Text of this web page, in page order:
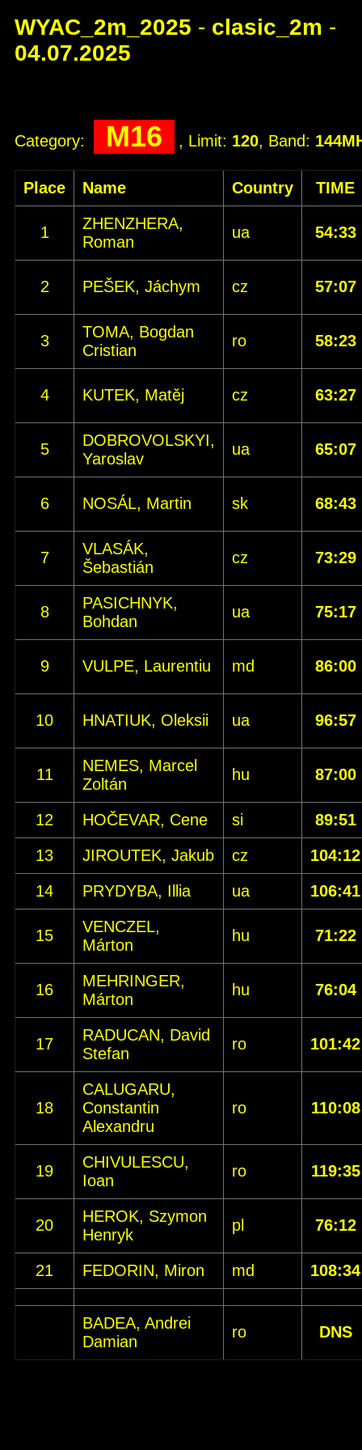
WYAC_2m_2025 - clasic_2m -
04.07.2025
Category: M16 , Limit: 120, Band:
Place Name Country TIME
1
ZHENZHERA,
Roman
ua 54:33
2 PEŠEK, Jáchym cz 57:07
3
TOMA, Bogdan
Cristian
ro 58:23
4 KUTEK, Matěj cz 63:27
5
DOBROVOLSKYI,
Yaroslav
ua 65:07
6 NOSÁL, Martin sk 68:43
7
VLASÁK,
Šebastián
cz 73:29
8
PASICHNYK,
Bohdan
ua 75:17
9 VULPE, Laurentiu md 86:00
10 HNATIUK, Oleksii ua 96:57
11
NEMES, Marcel
Zoltán
hu 87:00
12 HOČEVAR, Cene si
89:51
13
JIROUTEK, Jakub cz
104:12
14
PRYDYBA, Illia ua 106:41
15
VENCZEL,
Márton
hu 71:22
16
MEHRINGER,
Márton
hu 76:04
17
RADUCAN, David
Stefan
ro 101:42
18
CALUGARU,
Constantin
Alexandru
ro 110:08
19
CHIVULESCU,
Ioan
ro 119:35
20
HEROK, Szymon
Henryk
pl 76:12
21 FEDORIN, Miron md 108:34
BADEA, Andrei
Damian
ro DNS